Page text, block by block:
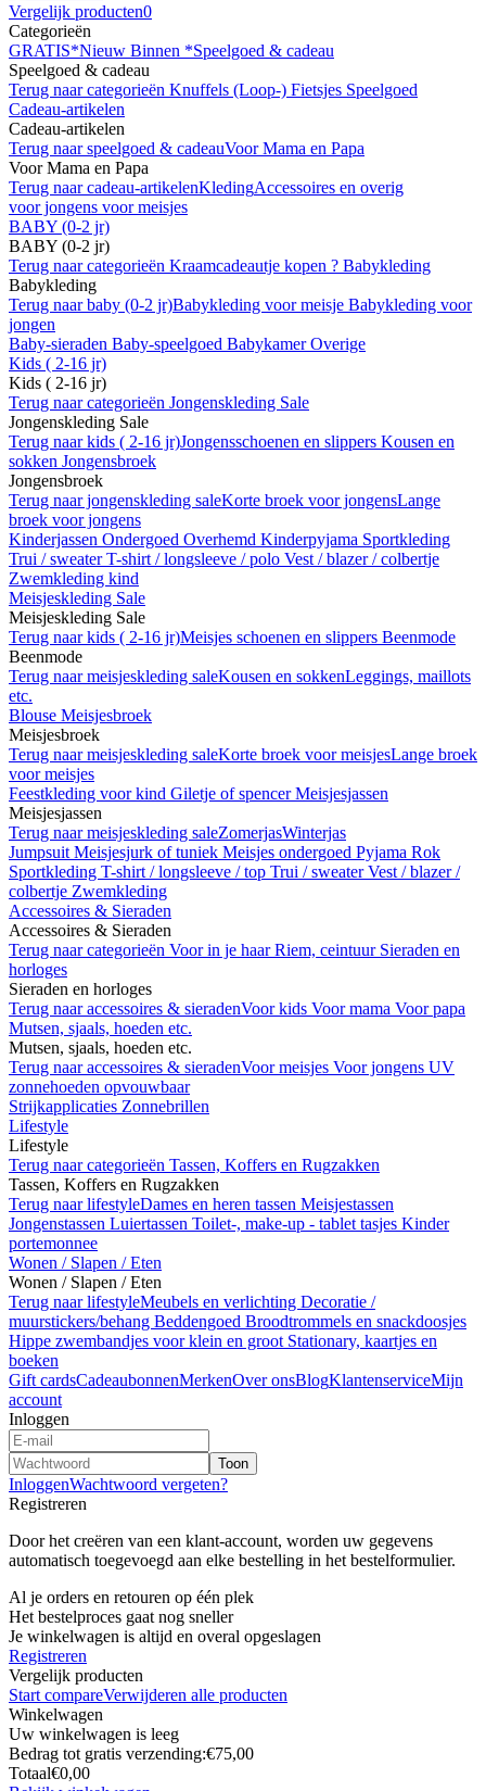
Vergelijk producten0
Categorieën
GRATIS*Nieuw Binnen *Speelgoed & cadeau
Speelgoed & cadeau
Terug naar categorieën Knuffels (Loop-) Fietsjes Speelgoed
Cadeau-artikelen
Cadeau-artikelen
Terug naar speelgoed & cadeauVoor Mama en Papa
Voor Mama en Papa
Terug naar cadeau-artikelenKledingAccessoires en overig
voor jongens voor meisjes
BABY (0-2 jr)
BABY (0-2 jr)
Terug naar categorieën Kraamcadeautje kopen ? Babykleding
Babykleding
Terug naar baby (0-2 jr)Babykleding voor meisje Babykleding voor
jongen
Baby-sieraden Baby-speelgoed BabykamerOverige
Kids ( 2-16 jr)
Kids ( 2-16 jr)
Terug naar categorieën Jongenskleding Sale
Jongenskleding Sale
Terug naar kids ( 2-16 jr)Jongensschoenen en slippers Kousen en
sokken Jongensbroek
Jongensbroek
Terug naar jongenskleding saleKorte broek voor jongensLange
broek voor jongens
Kinderjassen Ondergoed Overhemd Kinderpyjama Sportkleding
Trui / sweaterT-shirt / longsleeve / polo Vest / blazer / colbertje
Zwemkleding kind
Meisjeskleding Sale
Meisjeskleding Sale
Terug naar kids ( 2-16 jr)Meisjes schoenen en slippers Beenmode
Beenmode
Terug naar meisjeskleding saleKousen en sokkenLeggings, maillots
etc.
Blouse Meisjesbroek
Meisjesbroek
Terug naar meisjeskleding saleKorte broek voor meisjesLange broek
voor meisjes
Feestkleding voor kind Giletje of spencerMeisjesjassen
Meisjesjassen
Terug naar meisjeskleding saleZomerjasWinterjas
Jumpsuit Meisjesjurk of tuniek Meisjes ondergoed Pyjama Rok
Sportkleding T-shirt / longsleeve / top Trui / sweaterVest / blazer /
colbertje Zwemkleding
Accessoires & Sieraden
Accessoires & Sieraden
Terug naar categorieën Voor in je haarRiem, ceintuur Sieraden en
horloges
Sieraden en horloges
Terug naar accessoires & sieradenVoor kids Voor mama Voor papa
Mutsen, sjaals, hoeden etc.
Mutsen, sjaals, hoeden etc.
Terug naar accessoires & sieradenVoor meisjes Voor jongens UV
zonnehoeden opvouwbaar
Strijkapplicaties Zonnebrillen
Lifestyle
Lifestyle
Terug naar categorieën Tassen, Koffers en Rugzakken
Tassen, Koffers en Rugzakken
Terug naar lifestyleDames en heren tassen Meisjestassen
Jongenstassen Luiertassen Toilet-, make-up - tablet tasjes Kinder
portemonnee
Wonen / Slapen / Eten
Wonen / Slapen / Eten
Terug naar lifestyleMeubels en verlichting Decoratie /
muurstickers/behang Beddengoed Broodtrommels en snackdoosjes
Hippe zwembandjes voor klein en groot Stationary, kaartjes en
boeken
Gift cardsCadeaubonnenMerkenOver onsBlogKlantenserviceMijn
account
Inloggen
Toon
InloggenWachtwoord vergeten?
Registreren
Door het creëren van een klant-account, worden uw gegevens
automatisch toegevoegd aan elke bestelling in het bestelformulier.
Al je orders en retouren op één plek
Het bestelproces gaat nog sneller
Je winkelwagen is altijd en overal opgeslagen
Registreren
Vergelijk producten
Start compareVerwijderen alle producten
Winkelwagen
Uw winkelwagen is leeg
Bedrag tot gratis verzending:€75,00
Totaal€0,00